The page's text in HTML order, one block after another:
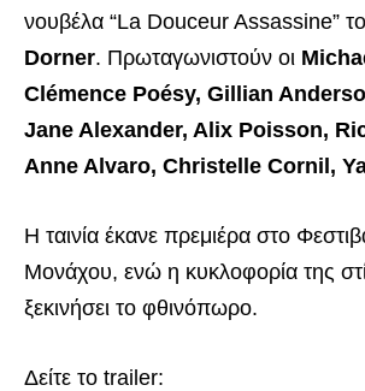
νουβέλα “La Douceur Assassine”
Dorner. Πρωταγωνιστούν οι
Clémence Poésy, Gillian
Jane Alexander, Alix Poisson,
Anne Alvaro, Christelle Cornil,
Η ταινία έκανε πρεμιέρα στο
Μονάχου, ενώ η κυκλοφορία της
ξεκινήσει το φθινόπωρο.
Δείτε το trailer: